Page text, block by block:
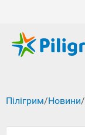
Пілігрим/Новини/